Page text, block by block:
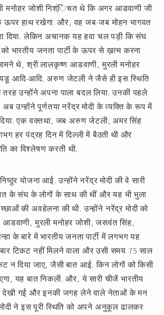
मनोहर जोशी निश्ंिचत थे कि अगर आडवाणी जी
ऊपर हाथ रखेगा. और, वह जब-जब मोहन भागवत
दिया. लेकिन अचानक यह हवा चल पड़ी कि संघ
भारतीय जनता पार्टी के ऊपर से ख़त्म करना
थे, श्री लालकृष्ण आडवाणी, मुरली मनोहर
आदि-आदि. अरुण जेटली ने जैसे ही इस स्थिति
उन्होंने अपना पाला बदल लिया. उनकी पहले
उन्होंने पूर्णतया नरेंद्र मोदी के व्यक्ति के रूप में
एक वक्तथा, जब अरुण जेटली, अमर सिंह
हर पंद्रह दिन में दिल्ली में बैठती थी और
का विश्‍लेषण करती थी.
योजना आई. उन्होंने नरेंद्र मोदी की वे सारी
के संघ के लोगों के साथ की थीं और यह भी भुला
की अवहेलना की थी. उन्होंने नरेंद्र मोदी को
मुरली मनोहर जोशी, जसवंत सिंह,
के बारे में भारतीय जनता पार्टी में लगभग यह
टिकट नहीं मिलने वाला और उसी समय 75 साल
न दिया जाए, जैसी बात आई. किन लोगों को किसी
यह बात निकली. और, ये सारी चीजें भारतीय
देखी गईं और इनकी जगह लेने वाले नेताओं के मन
ने इस पूरी स्थिति को अपने अनुकूल ढालकर